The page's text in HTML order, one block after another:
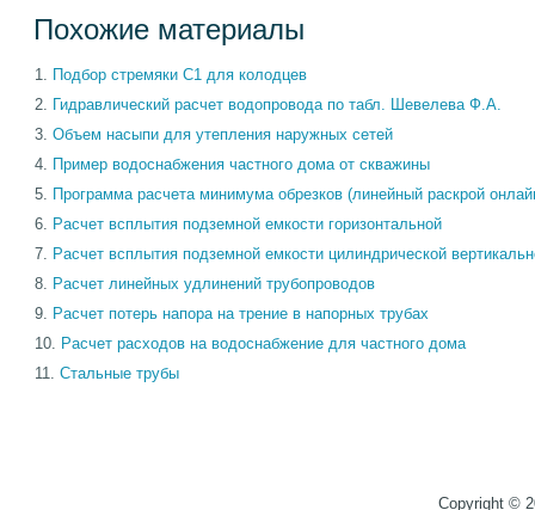
Похожие материалы
Подбор стремяки С1 для колодцев
Гидравлический расчет водопровода по табл. Шевелева Ф.А.
Объем насыпи для утепления наружных сетей
Пример водоснабжения частного дома от скважины
Программа расчета минимума обрезков (линейный раскрой
Расчет всплытия подземной емкости горизонтальной
Расчет всплытия подземной емкости цилиндрической
Расчет линейных удлинений трубопроводов
Расчет потерь напора на трение в напорных трубах
Расчет расходов на водоснабжение для частного дома
Стальные трубы
Copyright ©